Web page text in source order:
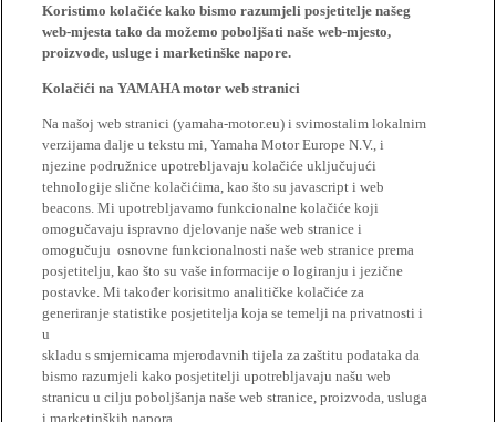
Koristimo kolačiće kako bismo razumjeli posjetitelje našeg
web-mjesta tako da možemo poboljšati naše web-mjesto,
proizvode, usluge i marketinške napore.
Kolačići na YAMAHA motor web stranici
Na našoj web stranici (yamaha-motor.eu) i svimostalim lokalnim
verzijama dalje u tekstu mi, Yamaha Motor Europe N.V., i
njezine podružnice upotrebljavaju kolačiće uključujući
tehnologije slične kolačićima, kao što su javascript i web
beacons. Mi upotrebljavamo funkcionalne kolačiće koji
omogučavaju ispravno djelovanje naše web stranice i
omogučuju osnovne funkcionalnosti naše web stranice prema
posjetitelju, kao što su vaše informacije o logiranju i jezične
postavke. Mi također korisitmo analitičke kolačiće za
generiranje statistike posjetitelja koja se temelji na privatnosti i
u
skladu s smjernicama mjerodavnih tijela za zaštitu podataka da
bismo razumjeli kako posjetitelji upotrebljavaju našu web
stranicu u cilju poboljšanja naše web stranice, proizvoda, usluga
i marketinških napora.